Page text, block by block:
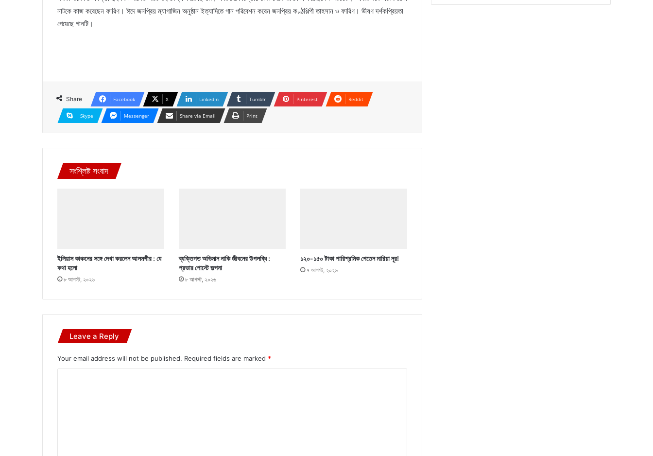
নাটকে কাজ করেছেন ফারিণ। ঈদে জনপ্রিয় ম্যাগাজিন অনুষ্ঠান ইত্যাদিতে গান পরিবেশন করেন জনপ্রিয় কণ্ঠশিল্পী তাহসান ও ফারিণ। ভীষণ দর্শকপ্রিয়তা
পেয়েছে গানটি।
Share Facebook X LinkedIn Tumblr Pinterest Reddit
Skype Messenger Share via Email Print
সংশ্লিষ্ট সংবাদ
ইলিয়াস কাঞ্চনের সঙ্গে দেখা করলেন আলমগীর : যে
কথা হলো
৮ আগস্ট, ২০২৬
ব্যক্তিগত অভিমান নাকি জীবনের উপলব্ধি :
প্রভার পোস্টে জল্পনা
৮ আগস্ট, ২০২৬
১২০-১৫০ টাকা পারিশ্রমিক পেতেন মারিয়া নূর!
৭ আগস্ট, ২০২৬
Leave a Reply
Your email address will not be published. Required fields are marked *